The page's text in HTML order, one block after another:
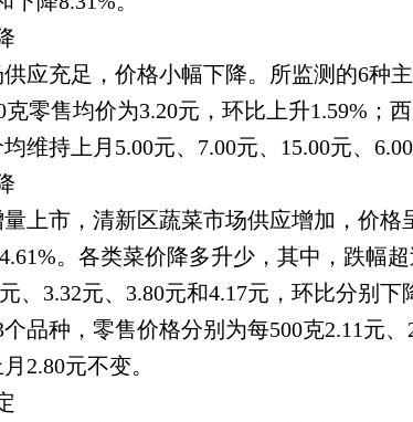
充足，价格小幅下降。所监测的6种主
克零售均价为3.20元，环比上升1.59%；
维持上月5.00元、7.00元、15.00元、6.00
市，清新区蔬菜市场供应增加，价格
。各类菜价降多升少，其中，跌幅
、3.32元、3.80元和4.17元，环比分别
品种，零售价格分别为每500克2.11元、
2.80元不变。